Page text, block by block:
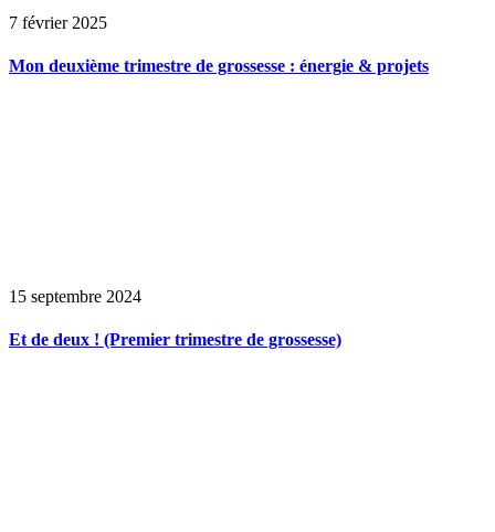
7 février 2025
Mon deuxième trimestre de grossesse : énergie & projets
15 septembre 2024
Et de deux ! (Premier trimestre de grossesse)